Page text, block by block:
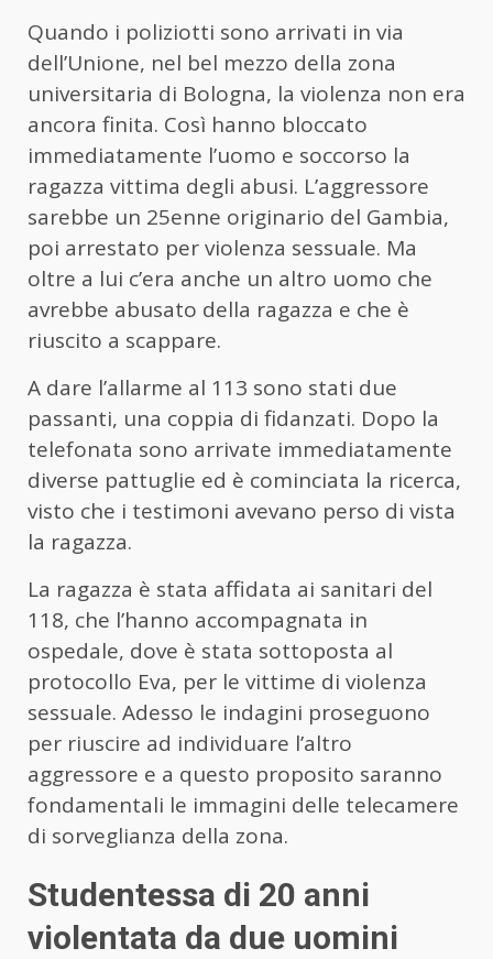
Quando i poliziotti sono arrivati in via
dell’Unione, nel bel mezzo della zona
universitaria di Bologna, la violenza non era
ancora finita. Così hanno bloccato
immediatamente l’uomo e soccorso la
ragazza vittima degli abusi. L’aggressore
sarebbe un 25enne originario del Gambia,
poi arrestato per violenza sessuale. Ma
oltre a lui c’era anche un altro uomo che
avrebbe abusato della ragazza e che è
riuscito a scappare.
A dare l’allarme al 113 sono stati due
passanti, una coppia di fidanzati. Dopo la
telefonata sono arrivate immediatamente
diverse pattuglie ed è cominciata la ricerca,
visto che i testimoni avevano perso di vista
la ragazza.
La ragazza è stata affidata ai sanitari del
118, che l’hanno accompagnata in
ospedale, dove è stata sottoposta al
protocollo Eva, per le vittime di violenza
sessuale. Adesso le indagini proseguono
per riuscire ad individuare l’altro
aggressore e a questo proposito saranno
fondamentali le immagini delle telecamere
di sorveglianza della zona.
Studentessa di 20 anni
violentata da due uomini